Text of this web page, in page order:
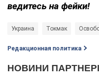
ведитесь на фейки!
Украина Токмак
Редакционная политика